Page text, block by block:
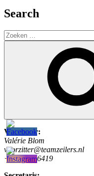
Search
Zoeken
naar:
Voorzitter:
Valérie Blom
voorzitter@teamzeilers.nl
+31634406419